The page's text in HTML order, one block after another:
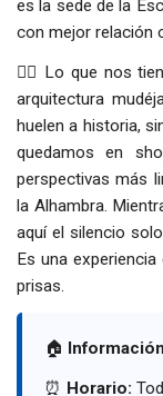
es la sede de la
con mejor relación
👉🏻 Lo que nos
arquitectura
huelen a historia,
quedamos en
perspectivas más
la Alhambra.
aquí el silencio
Es una
prisas.
🏠
⏰ Horario: